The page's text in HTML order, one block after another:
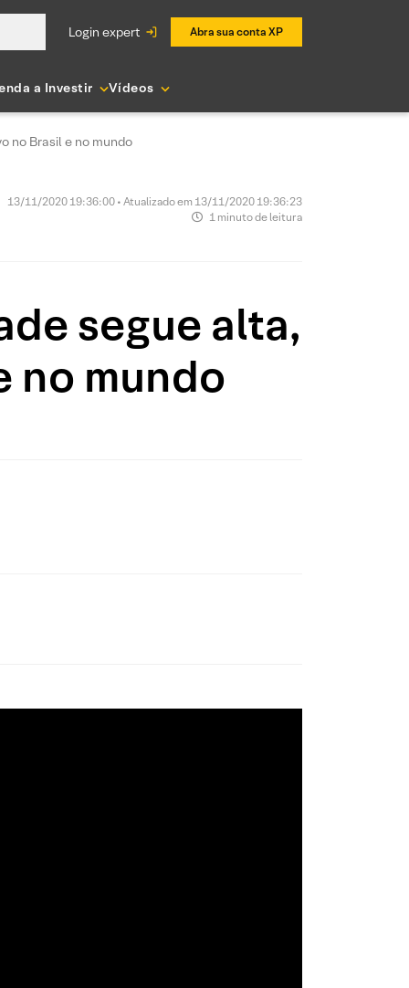
login expert Abra sua conta XP
a Investir Vídeos
no Brasil e no mundo
13/11/2020 19:36:00 • Atualizado em 13/11/2020 19:36:23
1 minuto de leitura
segue alta,
no mundo